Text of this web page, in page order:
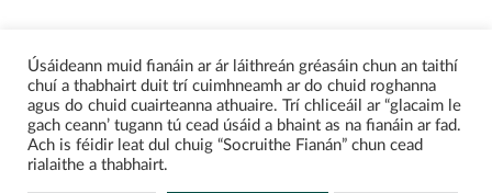
Úsáideann muid fianáin ar ár láithreán gréasáin chun an taithí
chuí a thabhairt duit trí cuimhneamh ar do chuid roghanna
agus do chuid cuairteanna athuaire. Trí chliceáil ar “glacaim le
gach ceann’ tugann tú cead úsáid a bhaint as na fianáin ar fad.
Ach is féidir leat dul chuig “Socruithe Fianán” chun cead
rialaithe a thabhairt.